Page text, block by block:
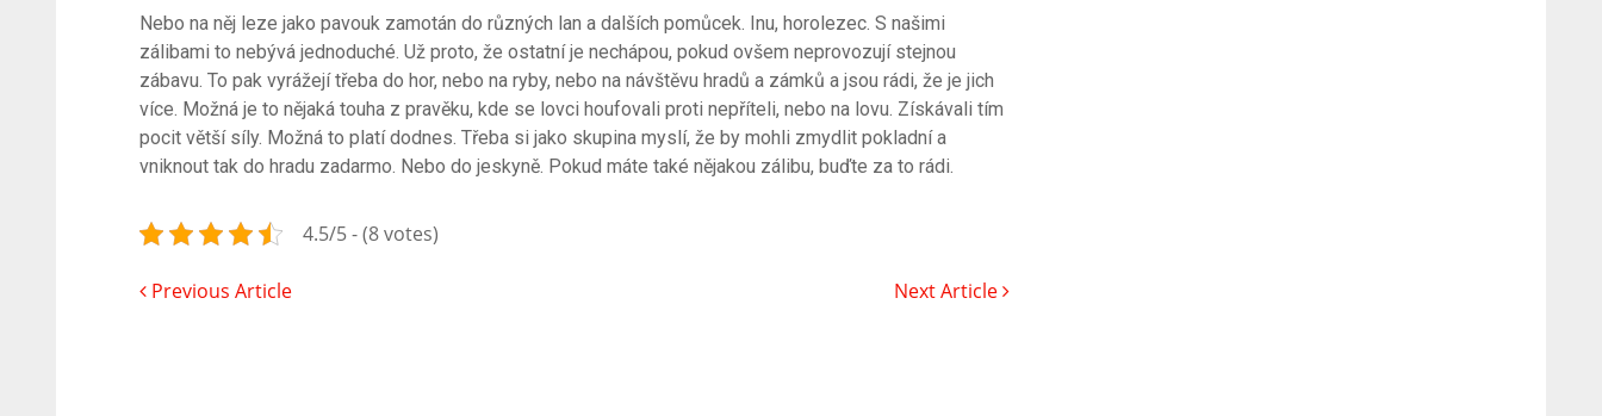
Nebo na něj leze jako pavouk zamotán do různých lan a dalších pomůcek. Inu, horolezec. S našimi
zálibami to nebývá jednoduché. Už proto, že ostatní je nechápou, pokud ovšem neprovozují stejnou
zábavu. To pak vyrážejí třeba do hor, nebo na ryby, nebo na návštěvu hradů a zámků a jsou rádi, že je jich
více. Možná je to nějaká touha z pravěku, kde se lovci houfovali proti nepříteli, nebo na lovu. Získávali tím
pocit větší síly. Možná to platí dodnes. Třeba si jako skupina myslí, že by mohli zmydlit pokladní a
vniknout tak do hradu zadarmo. Nebo do jeskyně. Pokud máte také nějakou zálibu, buďte za to rádi.
4.5/5 - (8 votes)
Previous Article Next Article